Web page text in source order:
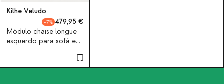
Kilhe Veludo
7
479,95
Módulo chaise longue
esquerdo para sofá em